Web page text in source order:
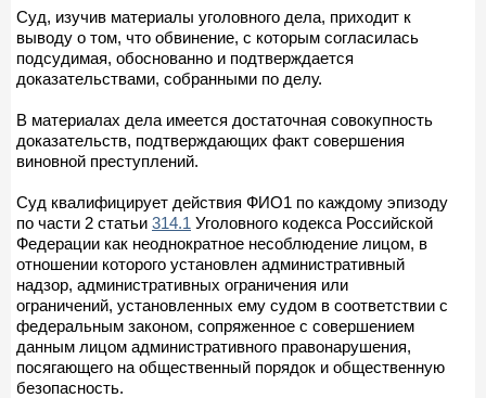
Суд, изучив материалы уголовного дела, приходит к
выводу о том, что обвинение, с которым согласилась
подсудимая, обоснованно и подтверждается
доказательствами, собранными по делу.
В материалах дела имеется достаточная совокупность
доказательств, подтверждающих факт совершения
виновной преступлений.
Суд квалифицирует действия ФИО1 по каждому эпизоду
по части 2 статьи 314.1 Уголовного кодекса Российской
Федерации как неоднократное несоблюдение лицом, в
отношении которого установлен административный
надзор, административных ограничения или
ограничений, установленных ему судом в соответствии с
федеральным законом, сопряженное с совершением
данным лицом административного правонарушения,
посягающего на общественный порядок и общественную
безопасность.